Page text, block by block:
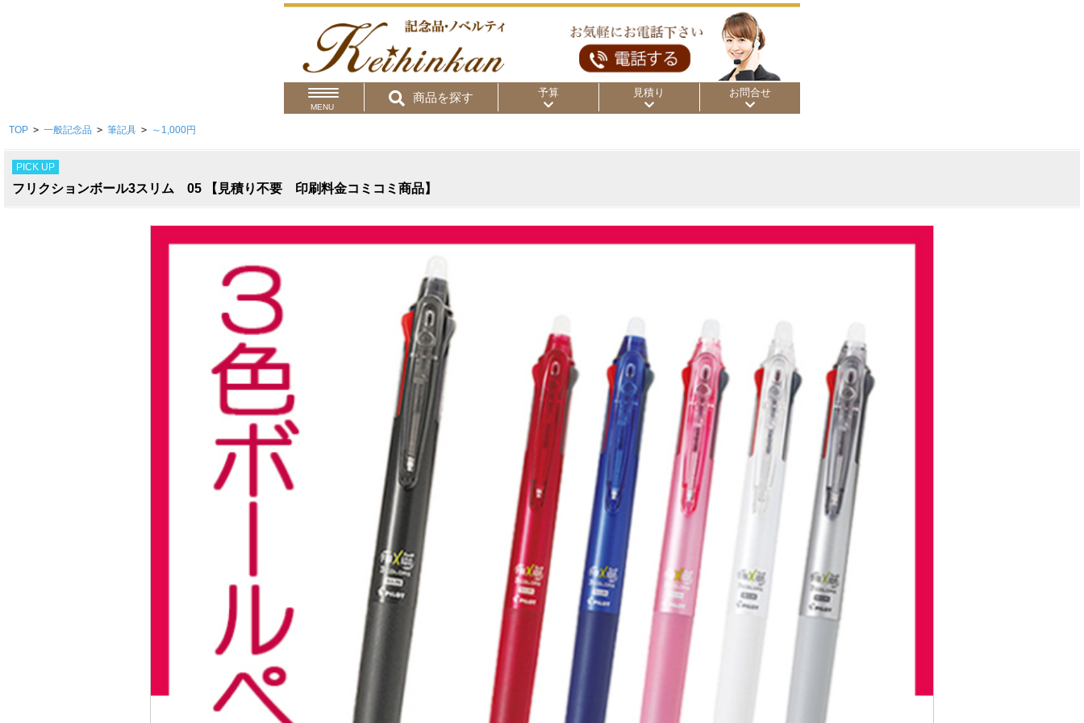
MENU
商品を探す 予算
～300円
～2,000円 ～5,000円 ～10,000円
～15,000円 ～20,000円 ～30,000円
～50,000円 50,001円～
見積り お問合せ
TOP > 一般記念品 > 筆記具 > ～1,000円
PICK UP
フリクションボール3スリム 05 【見積り不要 印刷料金コミコミ商品】